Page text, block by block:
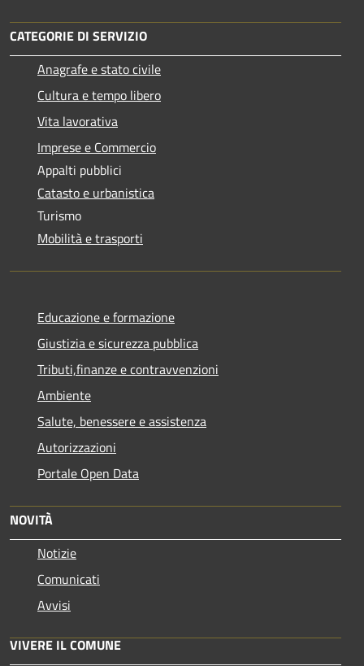
CATEGORIE DI SERVIZIO
Anagrafe e stato civile
Cultura e tempo libero
Vita lavorativa
Imprese e Commercio
Appalti pubblici
Catasto e urbanistica
Turismo
Mobilità e trasporti
Educazione e formazione
Giustizia e sicurezza pubblica
Tributi,finanze e contravvenzioni
Ambiente
Salute, benessere e assistenza
Autorizzazioni
Portale Open Data
NOVITÀ
Notizie
Comunicati
Avvisi
VIVERE IL COMUNE